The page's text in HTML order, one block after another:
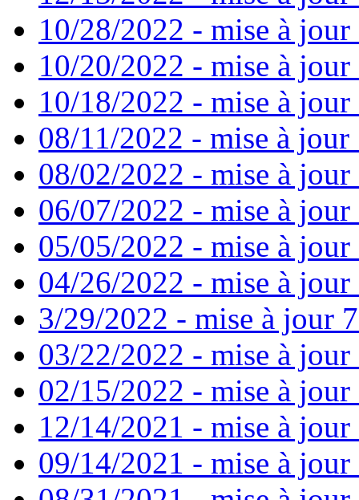
10/28/2022 - mise à jour
10/20/2022 - mise à jour
10/18/2022 - mise à jour
08/11/2022 - mise à jour
08/02/2022 - mise à
06/07/2022 - mise à jour
05/05/2022 - mise à jour
04/26/2022 - mise à jour
3/29/2022 - mise à jour
03/22/2022 - mise à jour
02/15/2022 - mise à
12/14/2021 - mise à jour
09/14/2021 - mise à jour